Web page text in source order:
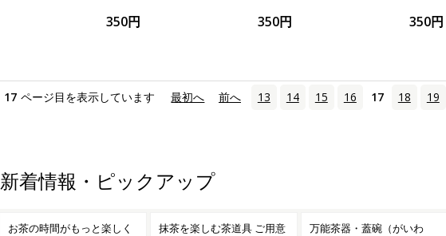
350円 350円 350円
17 ページ目を表示しています 最初へ 前へ 13 14 15 16 17 18 19
新着情報・ピックアップ
抹茶を楽しむ茶道具 ご用意
万能茶器・蓋碗（がいわ
茶こし付きガラス製茶器 ハ